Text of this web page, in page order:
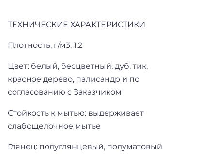
ТЕХНИЧЕСКИЕ ХАРАКТЕРИСТИКИ
Плотность, г/м3: 1,2
Цвет: белый, бесцветный, дуб, тик,
красное дерево, палисандр и по
согласованию с Заказчиком
Стойкость к мытью: выдерживает
слабощелочное мытье
Глянец: полуглянцевый, полуматовый